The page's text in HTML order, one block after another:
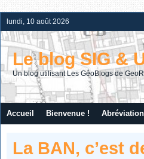
lundi, 10 août 2026
Le blog SIG &
Un blog utilisant Les GéoBlogs de
Accueil Bienvenue !
La BAN, c’est